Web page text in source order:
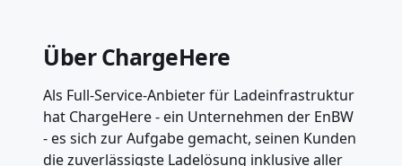
Über ChargeHere
Als Full-Service-Anbieter für Ladeinfrastruktur
hat ChargeHere - ein Unternehmen der EnBW
- es sich zur Aufgabe gemacht, seinen Kunden
die zuverlässigste Ladelösung inklusive aller